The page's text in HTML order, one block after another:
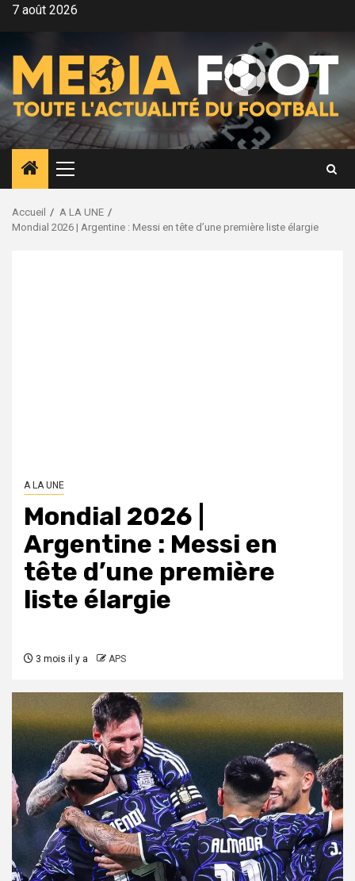
Aller7 août 2026
Menu
principal
Accueil
A LA UNE
Mondial 2026 | Argentine : Messi en tête d’une première liste élargie
A LA UNE
Mondial 2026 |
Argentine : Messi en
tête d’une première
liste élargie
3 mois il y a APS